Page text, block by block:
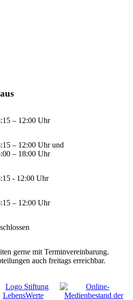
– 12:00 Uhr
– 12:00 Uhr und
– 18:00 Uhr
- 12:00 Uhr
– 12:00 Uhr
gerne mit Terminvereinbarung.
auch freitags erreichbar.